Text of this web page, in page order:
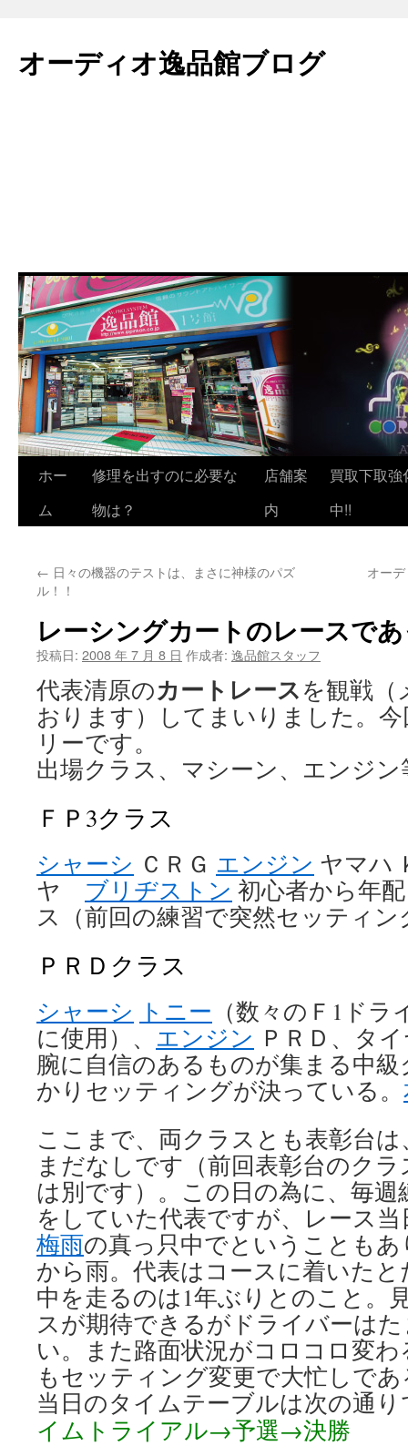
テ
ン
オーディオ逸品館ブログ
ホー
ム
修理を出すのに必要な
物は？
店舗案
内
買取下取強
中!!
← 日々の機器のテストは、まさに神様のパズ
ル！！
オー
レーシングカートのレースで
投稿日: 2008 年 7 月 8 日 作成者: 逸品館スタッフ
代表清原のカートレースを観戦
おります）してまいりました。
リーです。
出場クラス、マシーン、エンジ
ＦＰ3クラス
シャーシ ＣＲＧ エンジン ヤマハ
ヤ ブリヂストン 初心者から年
ス（前回の練習で突然セッティ
ＰＲＤクラス
シャーシ トニー （数々のＦ1ドラ
に使用）、 エンジン ＰＲＤ、タ
腕に自信のあるものが集まる中
かりセッティングが決っている。
ここまで、両クラスとも表彰台は
まだなしです（前回表彰台のクラ
は別です）。この日の為に、毎週
をしていた代表ですが、レース当
梅雨の真っ只中でということもあ
から雨。代表はコースに着いたと
中を走るのは1年ぶりとのこと。
スが期待できるがドライバーは
い。また路面状況がコロコロ変
もセッティング変更で大忙しで
当日のタイムテーブルは次の通
イムトライアル→予選→決勝